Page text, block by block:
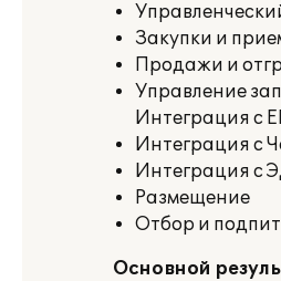
Закупки и
Продажи и
Управление
Интеграция с
Интеграция с
Интеграция с
Размещение
Отбор и
Основной